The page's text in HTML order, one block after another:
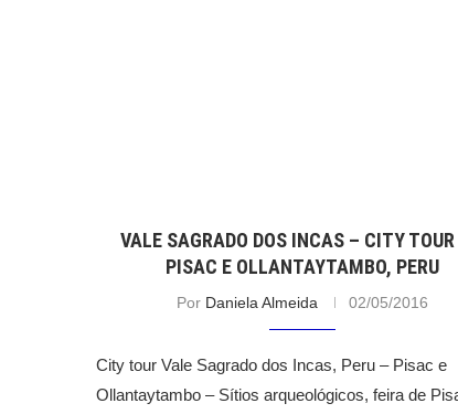
VALE SAGRADO DOS INCAS – CITY
PISAC E OLLANTAYTAMBO, PERU
Por Daniela Almeida 02/05/2016
City tour Vale Sagrado dos Incas, Peru – Pisac e
Ollantaytambo – Sítios arqueológicos, feira de